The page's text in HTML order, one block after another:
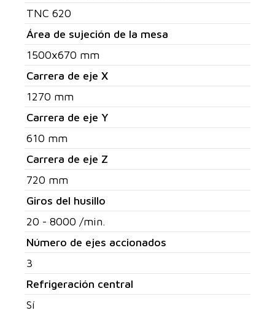
TNC 620
Área de sujeción de la mesa
1500x670 mm
Carrera de eje X
1270 mm
Carrera de eje Y
610 mm
Carrera de eje Z
720 mm
Giros del husillo
20 - 8000 /min.
Número de ejes accionados
3
Refrigeración central
Sí